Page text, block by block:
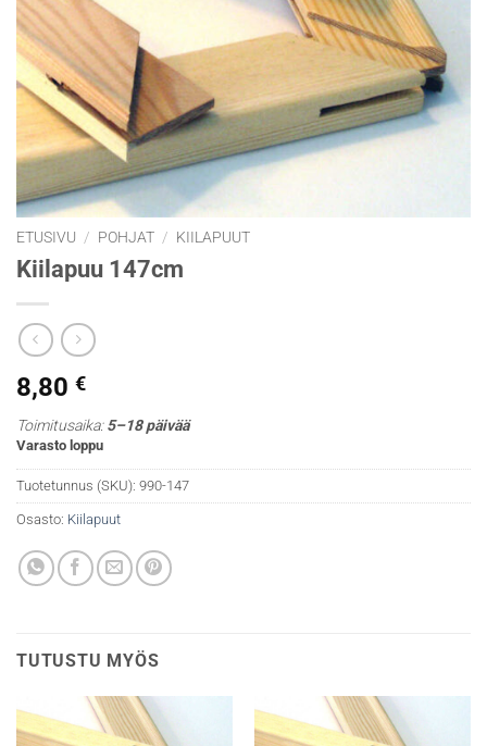
ETUSIVU / POHJAT / KIILAPUUT
Kiilapuu 147cm
8,80 €
Toimitusaika:5–18 päivää
Varasto loppu
Tuotetunnus (SKU): 990-147
Osasto: Kiilapuut
TUTUSTU MYÖS